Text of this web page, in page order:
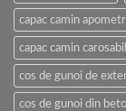
capac camin
capac camin carosabil
cos de gunoi de
cos de gunoi din